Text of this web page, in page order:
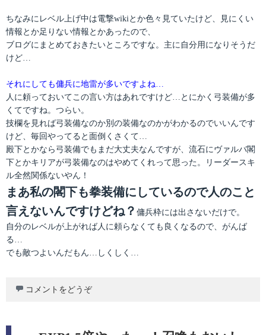
ちなみにレベル上げ中は電撃wikiとか色々見ていたけど、見にくい
情報とか足りない情報とかあったので、
ブログにまとめておきたいところですな。主に自分用になりそうだ
けど…
それにしても傭兵に地雷が多いですよね…
人に頼っておいてこの言い方はあれですけど…とにかく弓装備が多
くてですね。つらい。
技欄を見れば弓装備なのか別の装備なのかがわかるのでいいんです
けど、毎回やってると面倒くさくて…
殿下とかなら弓装備でもまだ大丈夫なんですが、流石にヴァルバ閣
下とかキリアが弓装備なのはやめてくれって思った。リーダースキ
ル全然関係ないやん！
まあ私の閣下も拳装備にしているので人のこと
言えないんですけどね？ 傭兵枠には出さないだけで。
自分のレベルが上がれば人に頼らなくても良くなるので、がんば
る…
でも敵つよいんだもん…しくしく…
コメントをどうぞ